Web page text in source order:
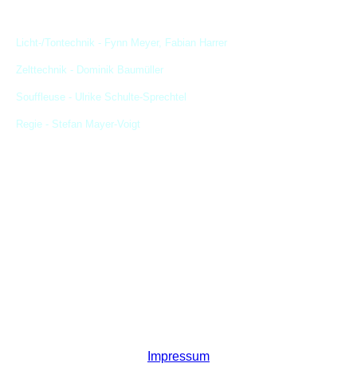
Licht-/Tontechnik - Fynn Meyer, Fabian Harrer
Zelttechnik - Dominik Baumüller
Souffleuse - Ulrike Schulte-Sprechtel
Regie - Stefan Mayer-Voigt
Impressum